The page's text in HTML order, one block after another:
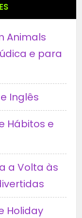
Animals
e para
Inglês
Hábitos e
a Volta às
Holiday